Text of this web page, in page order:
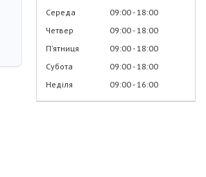
Середа
09:00 18:00
Четвер
09:00 18:00
Пʼятниця
09:00 18:00
Субота
09:00 18:00
Неділя
09:00 16:00